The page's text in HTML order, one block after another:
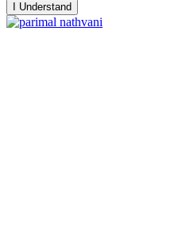
I Understand